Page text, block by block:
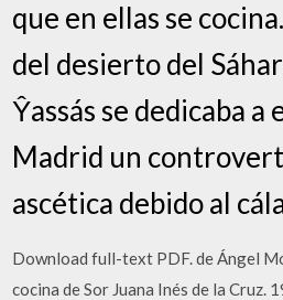
que en ellas se
del desierto del
Ŷassás se dedicaba a
Madrid un
ascética debido al
Download full-text PDF. de Ángel
cocina de Sor Juana Inés de la Cruz.